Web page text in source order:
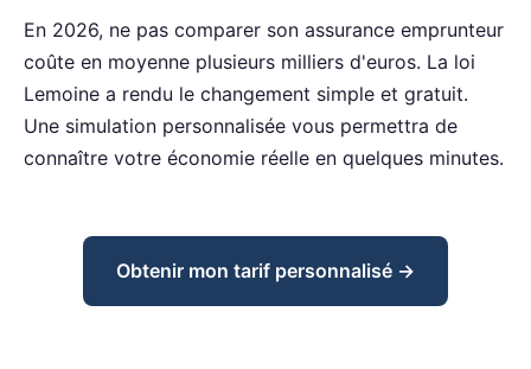
En 2026, ne pas comparer son assurance emprunteur
coûte en moyenne plusieurs milliers d'euros. La loi
Lemoine a rendu le changement simple et gratuit.
Une simulation personnalisée vous permettra de
connaître votre économie réelle en quelques minutes.
Obtenir mon tarif personnalisé →